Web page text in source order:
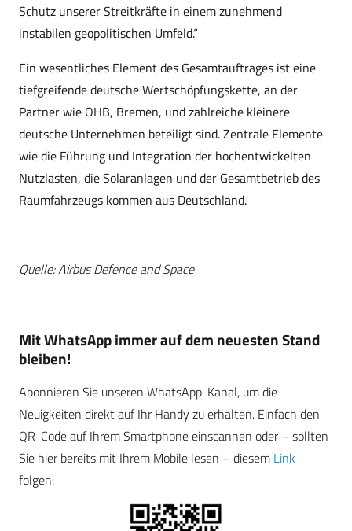
Schutz unserer Streitkräfte in einem zunehmend
instabilen geopolitischen Umfeld.“
Ein wesentliches Element des Gesamtauftrages ist eine
tiefgreifende deutsche Wertschöpfungskette, an der
Partner wie OHB, Bremen, und zahlreiche kleinere
deutsche Unternehmen beteiligt sind. Zentrale Elemente
wie die Führung und Integration der hochentwickelten
Nutzlasten, die Solaranlagen und der Gesamtbetrieb des
Raumfahrzeugs kommen aus Deutschland.
Quelle: Airbus Defence and Space
Mit WhatsApp immer auf dem neuesten Stand
bleiben!
Abonnieren Sie unseren WhatsApp-Kanal, um die
Neuigkeiten direkt auf Ihr Handy zu erhalten. Einfach den
QR-Code auf Ihrem Smartphone einscannen oder – sollten
Sie hier bereits mit Ihrem Mobile lesen – diesem Link
folgen: